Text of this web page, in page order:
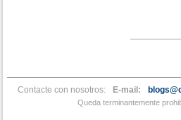
Contacte con nosotros: E-mail:
Queda terminantemente